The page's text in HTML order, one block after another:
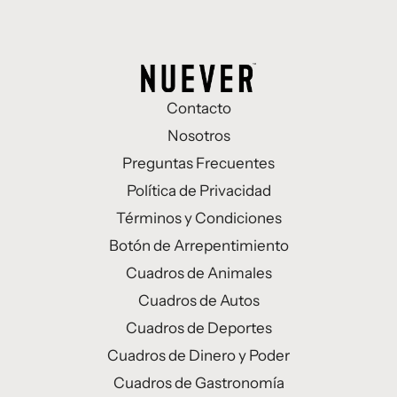
Contacto
Nosotros
Preguntas Frecuentes
Política de Privacidad
Términos y Condiciones
Botón de Arrepentimiento
Cuadros de Animales
Cuadros de Autos
Cuadros de Deportes
Cuadros de Dinero y Poder
Cuadros de Gastronomía